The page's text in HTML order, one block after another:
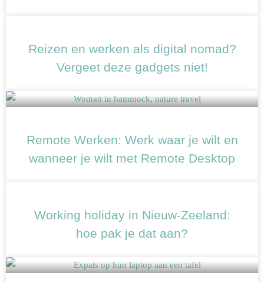
Reizen en werken als digital nomad?
Vergeet deze gadgets niet!
Remote Werken: Werk waar je wilt en
wanneer je wilt met Remote Desktop
Working holiday in Nieuw-Zeeland:
hoe pak je dat aan?